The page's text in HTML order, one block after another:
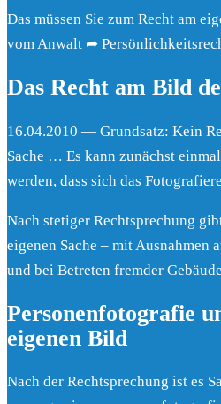
Das müssen Sie zum Recht am
vom Anwalt ➦
Das Recht am Bild
16.04.2010 — Grundsatz: Kein
Sache … Es kann zunächst
werden, dass sich das
Nach stetiger Rechtsprechung
eigenen Sache – mit Ausnahmen
und bei Betreten fremder
Personenfotografie
eigenen Bild
Nach der Rechtsprechung ist es